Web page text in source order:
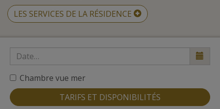
LES SERVICES DE LA RÉSIDENCE
Chambre vue mer
TARIFS ET DISPONIBILITÉS